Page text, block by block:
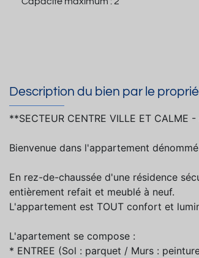
Description du bien par le
**SECTEUR CENTRE VILLE ET
Bienvenue dans l'appartement dénommé
En rez-de-chaussée d'une résidence
entièrement refait et meublé à neuf.
L'appartement est TOUT confort et
L'apartement se compose :
* ENTREE (Sol : parquet / Murs :